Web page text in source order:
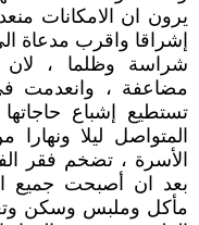
يرون ان الامكانات
إشراقا واقرب مدعاة
شراسة وظلما ، لان
مضاعفة ، وانعدمت في
تستطيع إشباع
المتواصل ليلا
الأسرة ، تضخم فقر
بعد ان أصبحت جميع
مأكل وملبس وسكن